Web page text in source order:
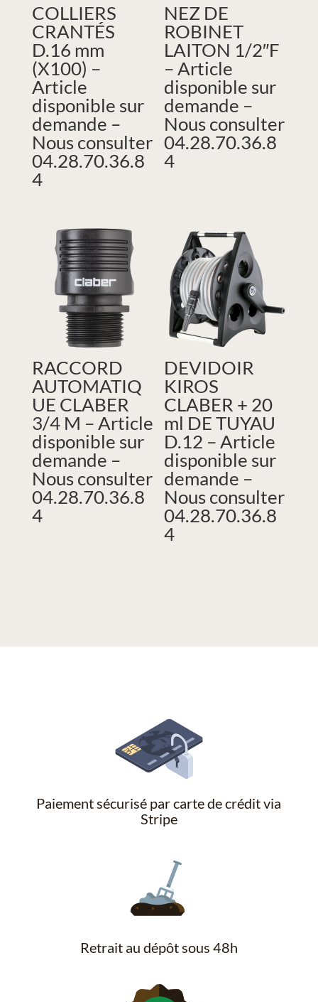
COLLIERS
CRANTÉS
D.16 mm
(X100) –
Article
disponible sur
demande –
Nous consulter
04.28.70.36.8
4
NEZ DE
ROBINET
LAITON 1/2″F
– Article
disponible sur
demande –
Nous consulter
04.28.70.36.8
4
RACCORD
AUTOMATIQ
UE CLABER
3/4 M – Article
disponible sur
demande –
Nous consulter
04.28.70.36.8
4
DEVIDOIR
KIROS
CLABER + 20
ml DE TUYAU
D.12 – Article
disponible sur
demande –
Nous consulter
04.28.70.36.8
4
Paiement sécurisé par carte de crédit via
Stripe
Retrait au dépôt sous 48h